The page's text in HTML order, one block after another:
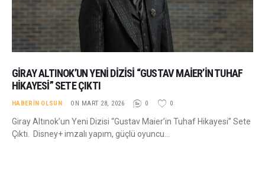
GIRAY ALTINOK’UN YENI DIZISI “GUSTAV MAIER’IN TUHAF
HIKAYESI” SETE ÇIKTI
HABERIN OLSUN ON MART 28, 2026 0 0
Giray Altınok’un Yeni Dizisi “Gustav Maier’in Tuhaf Hikayesi” Sete
Çıktı. Disney+ imzalı yapım, güçlü oyuncu…